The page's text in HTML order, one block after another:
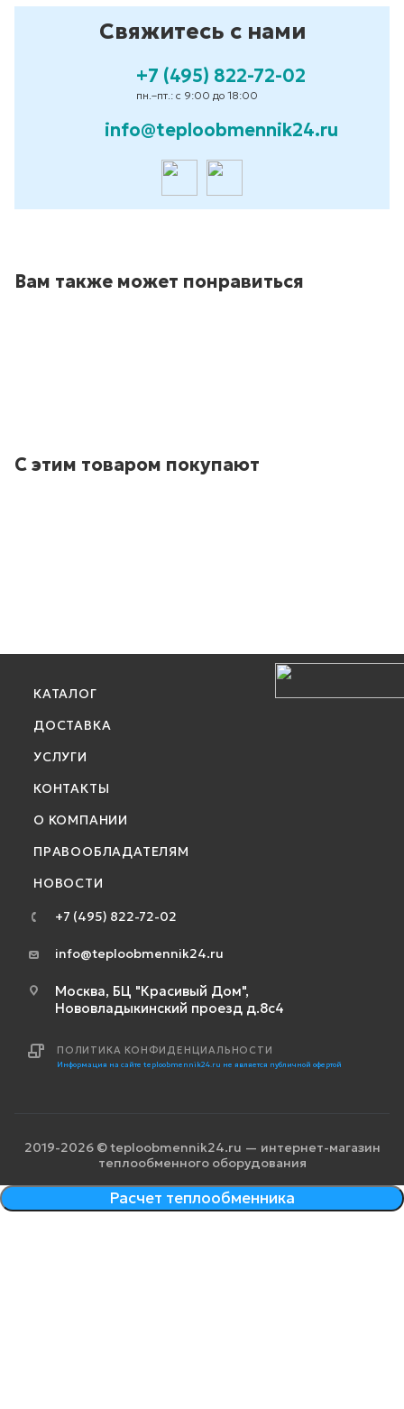
Свяжитесь с нами
+7 (495) 822-72-02
пн.–пт.: с 9:00 до 18:00
info@teploobmennik24.ru
Вам также может понравиться
С этим товаром покупают
КАТАЛОГ
ДОСТАВКА
УСЛУГИ
КОНТАКТЫ
О КОМПАНИИ
ПРАВООБЛАДАТЕЛЯМ
НОВОСТИ
+7 (495) 822-72-02
info@teploobmennik24.ru
Москва, БЦ "Красивый Дом",
Нововладыкинский проезд д.8с4
ПОЛИТИКА КОНФИДЕНЦИАЛЬНОСТИ
Информация на сайте teploobmennik24.ru не является публичной офертой
2019-2026 © teploobmennik24.ru — интернет-магазин
теплообменного оборудования
Расчет теплообменника